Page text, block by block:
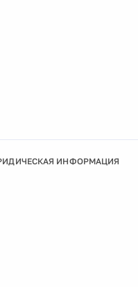
ИНФОРМАЦИЯ